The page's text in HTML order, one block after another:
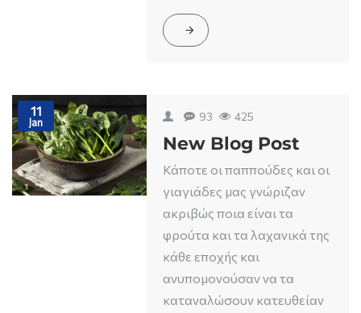
11
Jan 93 425
New Blog Post
Κάποτε οι παππούδες και οι
γιαγιάδες μας γνώριζαν
ακριβώς ποια είναι τα
φρούτα και τα λαχανικά της
κάθε εποχής και
ανυπομονούσαν να τα
καταναλώσουν κατευθείαν